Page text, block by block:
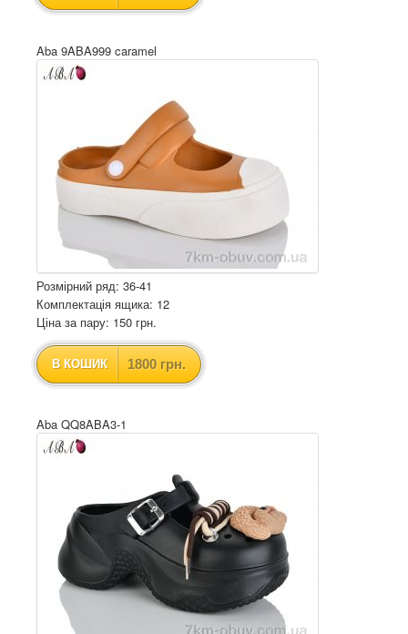
Aba 9ABA999 caramel
Розмірний ряд: 36-41
Комплектація ящика: 12
Ціна за пару: 150 грн.
В КОШИК 1800 грн.
Aba QQ8ABA3-1